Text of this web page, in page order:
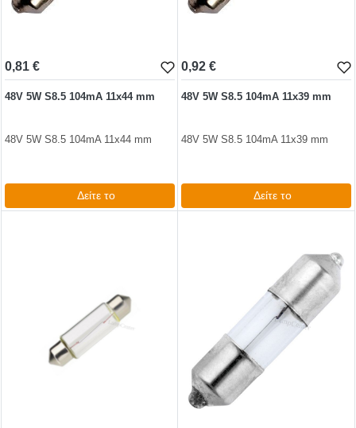
0,81 €
48V 5W S8.5 104mA 11x44 mm
48V 5W S8.5 104mA 11x44 mm
Δείτε το
0,92 €
48V 5W S8.5 104mA 11x39 mm
48V 5W S8.5 104mA 11x39 mm
Δείτε το